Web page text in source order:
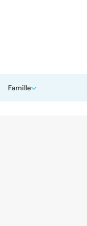
Famille